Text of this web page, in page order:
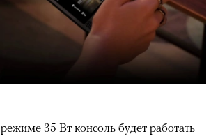
35 Вт консоль будет работать